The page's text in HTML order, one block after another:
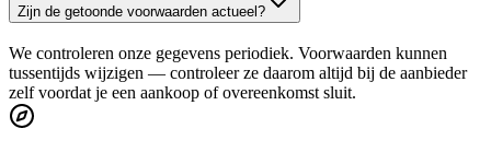
Zijn de getoonde voorwaarden actueel?
We controleren onze gegevens periodiek. Voorwaarden kunnen
tussentijds wijzigen — controleer ze daarom altijd bij de aanbieder
zelf voordat je een aankoop of overeenkomst sluit.